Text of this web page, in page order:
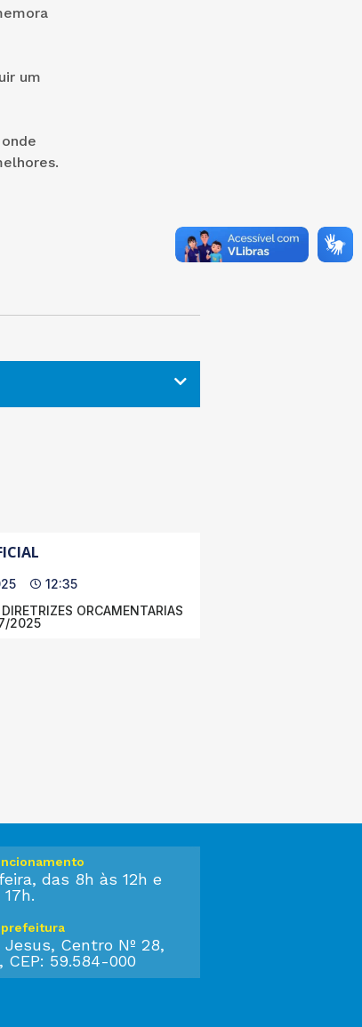
um
12:35
ORCAMENTARIAS
2025
das 8h às 12h e
prefeitura
Jesus, Centro Nº 28,
CEP: 59.584-000